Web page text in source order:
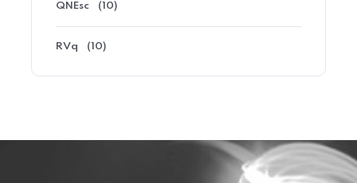
QNEsc (10)
RVq (10)